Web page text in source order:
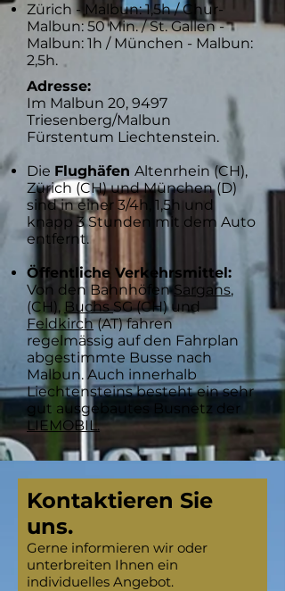
Zürich - Malbun: 1,5h /Chur-
Malbun: 50 Min. / St. Gallen -
Malbun: 1h / München - Malbun:
2,5h.
Adresse:
Im Malbun 20, 9497
Triesenberg/Malbun
Fürstentum Liechtenstein.
Die Flughäfen Altenrhein (CH),
Zürich (CH) und München (D)
sind in einer 3/4h, 1,5h und
knapp 3 Stunden mit dem Auto
entfernt.
Öffentliche Verkehrsmittel:
Von den BahnhöfenSargans,
(CH), BuchsSG (CH) und
Feldkirch(AT) fahren
regelmässig auf den Fahrplan
abgestimmte Busse nach
Malbun. Auch innerhalb
Liechtensteins besteht ein sehr
gut ausgebautes Busnetz der
LIEMOBIL.
Kontaktieren Sie
uns.
Gerne informieren wir oder
unterbreiten Ihnen ein
individuelles Angebot.